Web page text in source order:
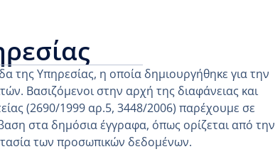
της Υπηρεσίας, η οποία δημιουργήθηκε για την
Βασιζόμενοι στην αρχή της διαφάνειας και
(2690/1999 αρ.5, 3448/2006) παρέχουμε σε
στα δημόσια έγγραφα, όπως ορίζεται από την
των προσωπικών δεδομένων.